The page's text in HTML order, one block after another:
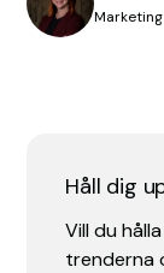
Håll dig
Vill du
trenderna